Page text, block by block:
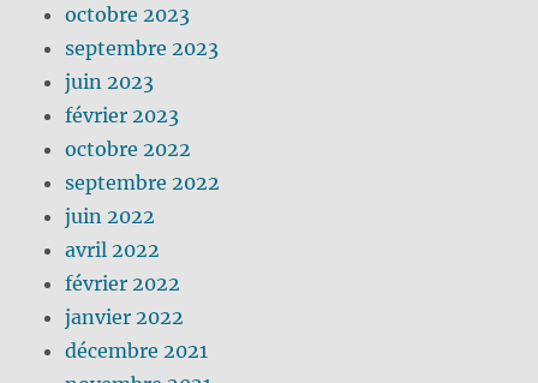
octobre 2023
septembre 2023
juin 2023
février 2023
octobre 2022
septembre 2022
juin 2022
avril 2022
février 2022
janvier 2022
décembre 2021